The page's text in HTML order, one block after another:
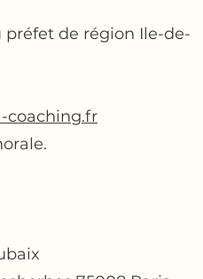
préfet de région Ile-de-
coaching.fr